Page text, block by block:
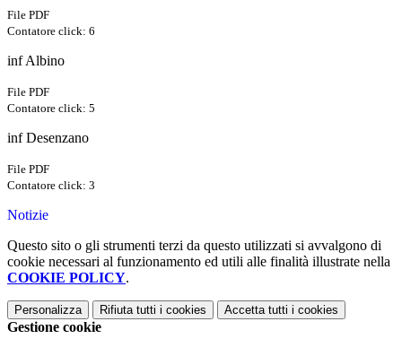
File PDF
Contatore click: 6
inf Albino
File PDF
Contatore click: 5
inf Desenzano
File PDF
Contatore click: 3
Notizie
Questo sito o gli strumenti terzi da questo utilizzati si avvalgono di
cookie necessari al funzionamento ed utili alle finalità illustrate nella
COOKIE POLICY.
Personalizza Rifiuta tutti i cookies Accetta tutti i cookies
Gestione cookie